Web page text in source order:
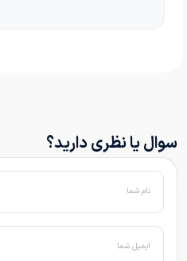
سوال یا نظری دارید؟
نام شما
ایمیل شما